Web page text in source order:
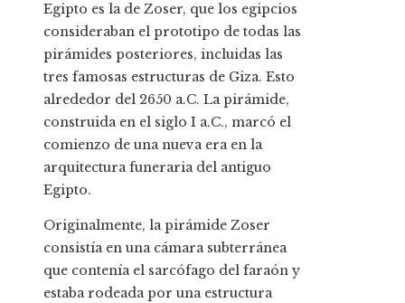
Egipto es la de Zoser, que los egipcios
consideraban el prototipo de todas las
pirámides posteriores, incluidas las
tres famosas estructuras de Giza. Esto
alrededor del 2650 a.C. La pirámide,
construida en el siglo I a.C., marcó el
comienzo de una nueva era en la
arquitectura funeraria del antiguo
Egipto.
Originalmente, la pirámide Zoser
consistía en una cámara subterránea
que contenía el sarcófago del faraón y
estaba rodeada por una estructura